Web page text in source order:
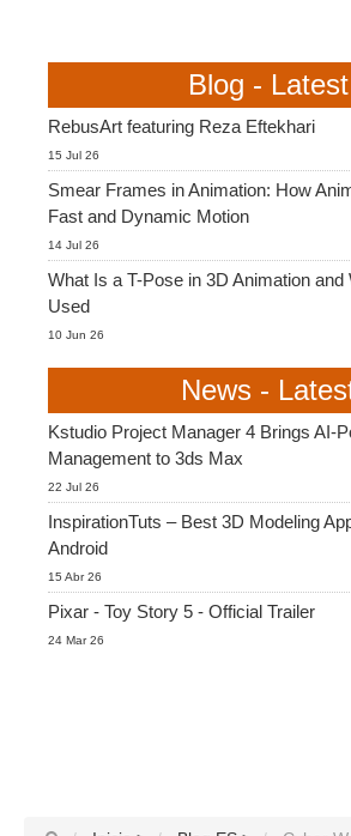
Blog - Latest
RebusArt featuring Reza Eftekhari
15 Jul 26
Smear Frames in Animation: How
Fast and Dynamic Motion
14 Jul 26
What Is a T-Pose in 3D Animation and
Used
10 Jun 26
News -
Kstudio Project Manager 4 Brings AI-
Management to 3ds Max
22 Jul 26
InspirationTuts – Best 3D Modeling
Android
15 Abr 26
Pixar - Toy Story 5 - Official Trailer
24 Mar 26